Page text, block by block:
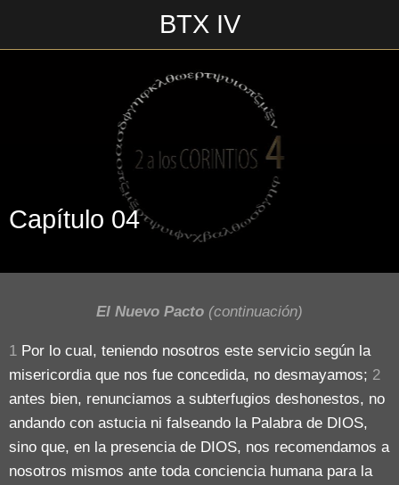
BTX IV
Escrito en 18/06/2018\n \n
Capítulo 04
El Nuevo Pacto (continuación)
1 Por lo cual, teniendo nosotros este servicio según la
misericordia que nos fue concedida, no desmayamos; 2
antes bien, renunciamos a subterfugios deshonestos, no
andando con astucia ni falseando la Palabra de DIOS,
sino que, en la presencia de DIOS, nos recomendamos a
nosotros mismos ante toda conciencia humana para la